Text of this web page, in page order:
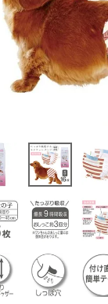
ダイエット中にオススメ